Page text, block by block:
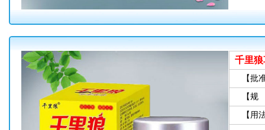
千里
【批
【
【用